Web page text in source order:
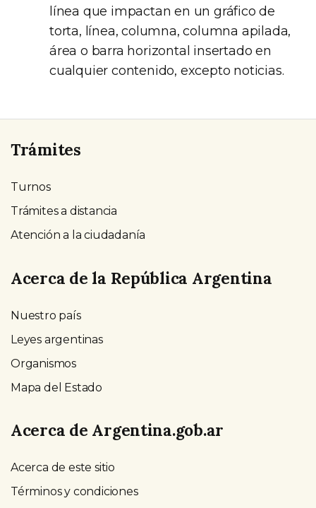
línea que impactan en un gráfico de
torta, línea, columna, columna apilada,
área o barra horizontal insertado en
cualquier contenido, excepto noticias.
Trámites
Turnos
Trámites a distancia
Atención a la ciudadanía
Acerca de la República Argentina
Nuestro país
Leyes argentinas
Organismos
Mapa del Estado
Acerca de Argentina.gob.ar
Acerca de este sitio
Términos y condiciones